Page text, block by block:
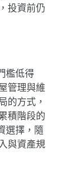
投資前仍
檻低得
管理與維
的方式，
積階段的
選擇，隨
與資產規